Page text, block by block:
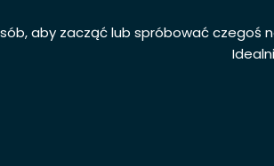
aby zacząć lub spróbować